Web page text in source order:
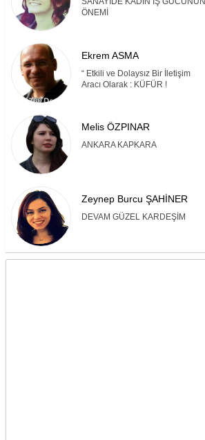
ÖNEMİ
Ekrem ASMA
“ Etkili ve Dolaysız Bir İletişim
Aracı Olarak : KÜFÜR !
Melis ÖZPINAR
ANKARA KAPKARA
Zeynep Burcu ŞAHİNER
DEVAM GÜZEL KARDEŞİM